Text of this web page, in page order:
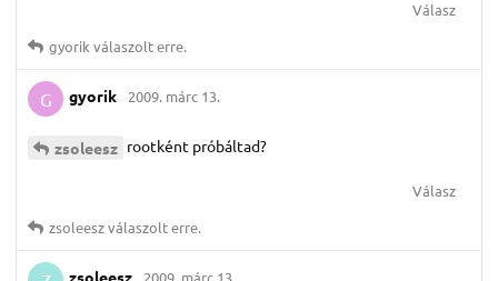
Válasz
gyorik válaszolt erre.
G gyorik 2009. márc 13.
zsoleesz rootként próbáltad?
Válasz
zsoleeszválaszolt erre.
zsoleesz